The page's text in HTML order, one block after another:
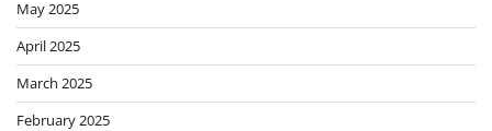
May 2025
April 2025
March 2025
February 2025